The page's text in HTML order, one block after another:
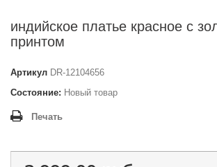
индийское платье красное с
принтом
Артикул DR-12104656
Состояние: Новый товар
Печать